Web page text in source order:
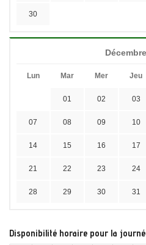
30
Lun Mar Mer Jeu
01 02 03
07 08 09 10
14 15 16 17
21 22 23 24
28 29 30 31
Disponibilité horaire pour la